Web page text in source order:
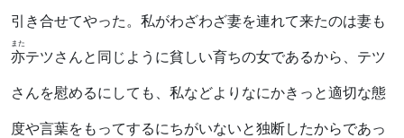
引き合せてやった。私がわざわざ妻を連れて来たのは妻も
亦
また
テツさんと同じように貧しい育ちの女であるから、テツ
さんを慰めるにしても、私などよりなにかきっと適切な態
度や言葉をもってするにちがいないと独断したからであっ